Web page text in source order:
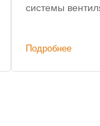
системы
Подробнее